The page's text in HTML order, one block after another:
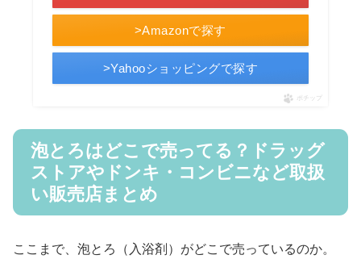
>Amazonで探す
>Yahooショッピングで探す
ポチップ
泡とろはどこで売ってる？ドラッグ
ストアやドンキ・コンビニなど取扱
い販売店まとめ
ここまで、泡とろ（入浴剤）がどこで売っているのか。